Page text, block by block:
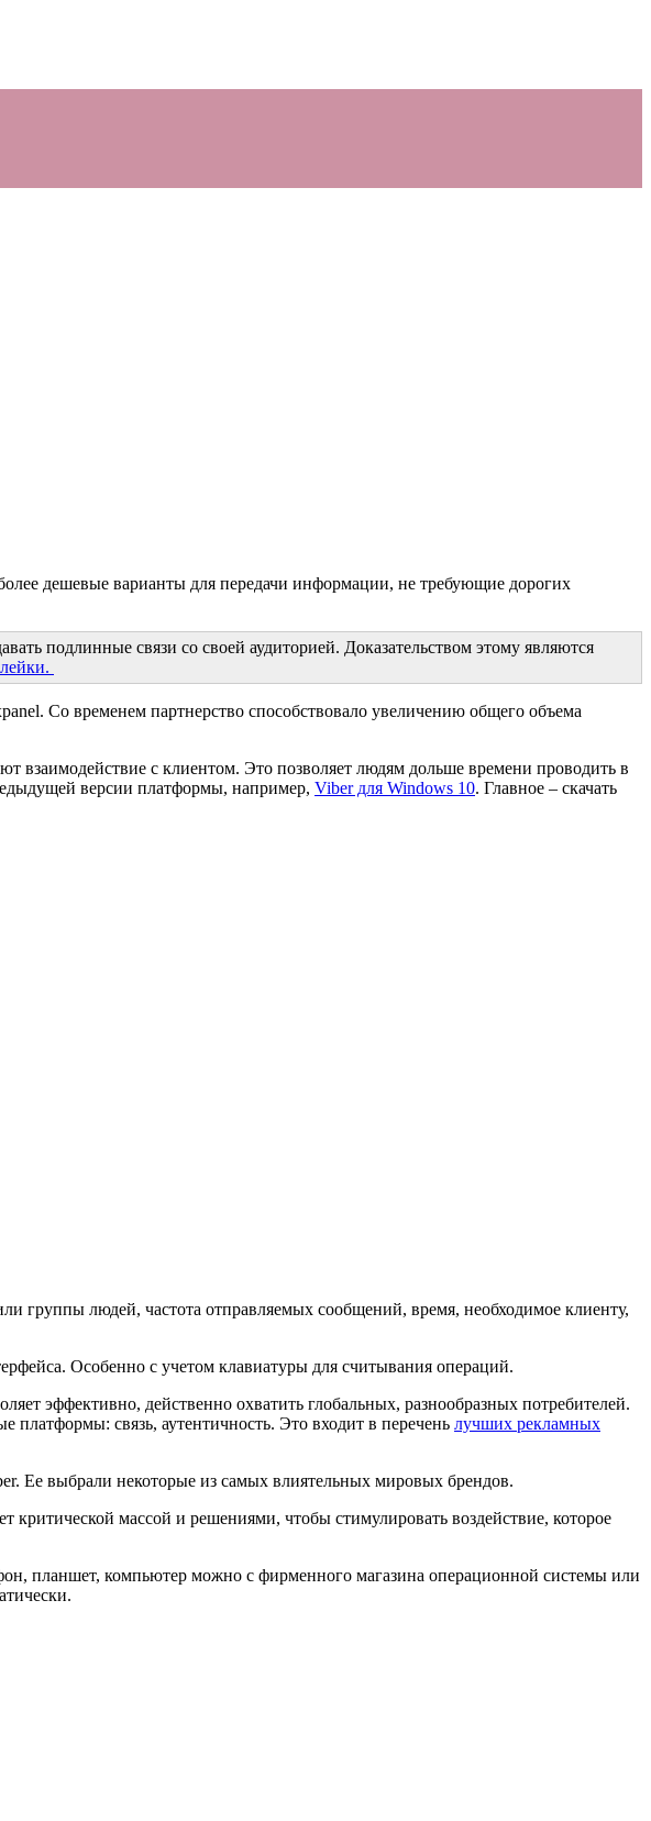
дешевые варианты для передачи информации, не требующие дорогих
подлинные связи со своей аудиторией. Доказательством этому являются
Со временем партнерство способствовало увеличению общего объема
с клиентом. Это позволяет людям дольше времени проводить в
версии платформы, например, Viber для Windows 10. Главное – скачать
группы людей, частота отправляемых сообщений, время, необходимое клиенту,
Особенно с учетом клавиатуры для считывания операций.
эффективно, действенно охватить глобальных, разнообразных потребителей.
платформы: связь, аутентичность. Это входит в перечень лучших рекламных
Ее выбрали некоторые из самых влиятельных мировых брендов.
критической массой и решениями, чтобы стимулировать воздействие, которое
планшет, компьютер можно с фирменного магазина операционной системы или